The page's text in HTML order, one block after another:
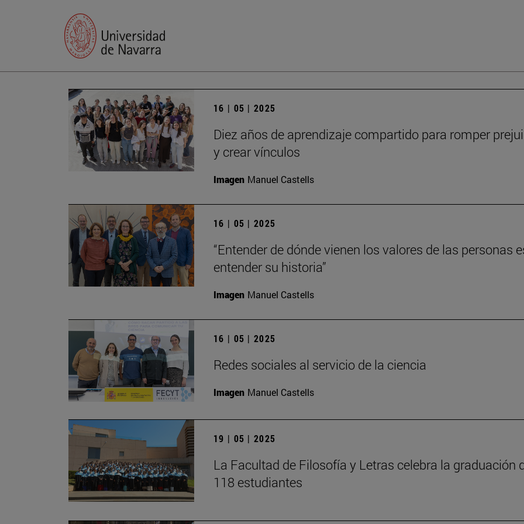
16 | 05 | 2025
Diez años de aprendizaje compartido para romper
y crear vínculos
Imagen Manuel Castells
16 | 05 | 2025
“Entender de dónde vienen los valores de las personas
entender su historia”
Imagen Manuel Castells
16 | 05 | 2025
Redes sociales al servicio de la ciencia
Imagen Manuel Castells
19 | 05 | 2025
La Facultad de Filosofía y Letras celebra la graduación
118 estudiantes